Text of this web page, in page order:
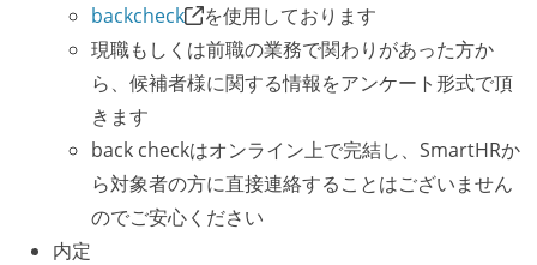
backcheck
を使用しております
現職もしくは前職の業務で関わりがあった方か
ら、候補者様に関する情報をアンケート形式で頂
きます
back checkはオンライン上で完結し、SmartHRか
ら対象者の方に直接連絡することはございません
のでご安心ください
内定